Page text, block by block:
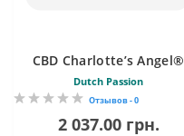
CBD Charlotte’s Angel®
Dutch Passion
Отзывов - 0
2 037.00 грн.